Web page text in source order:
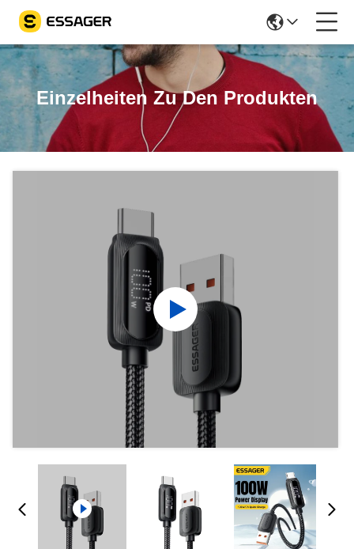
Einzelheiten Zu Den Produkten